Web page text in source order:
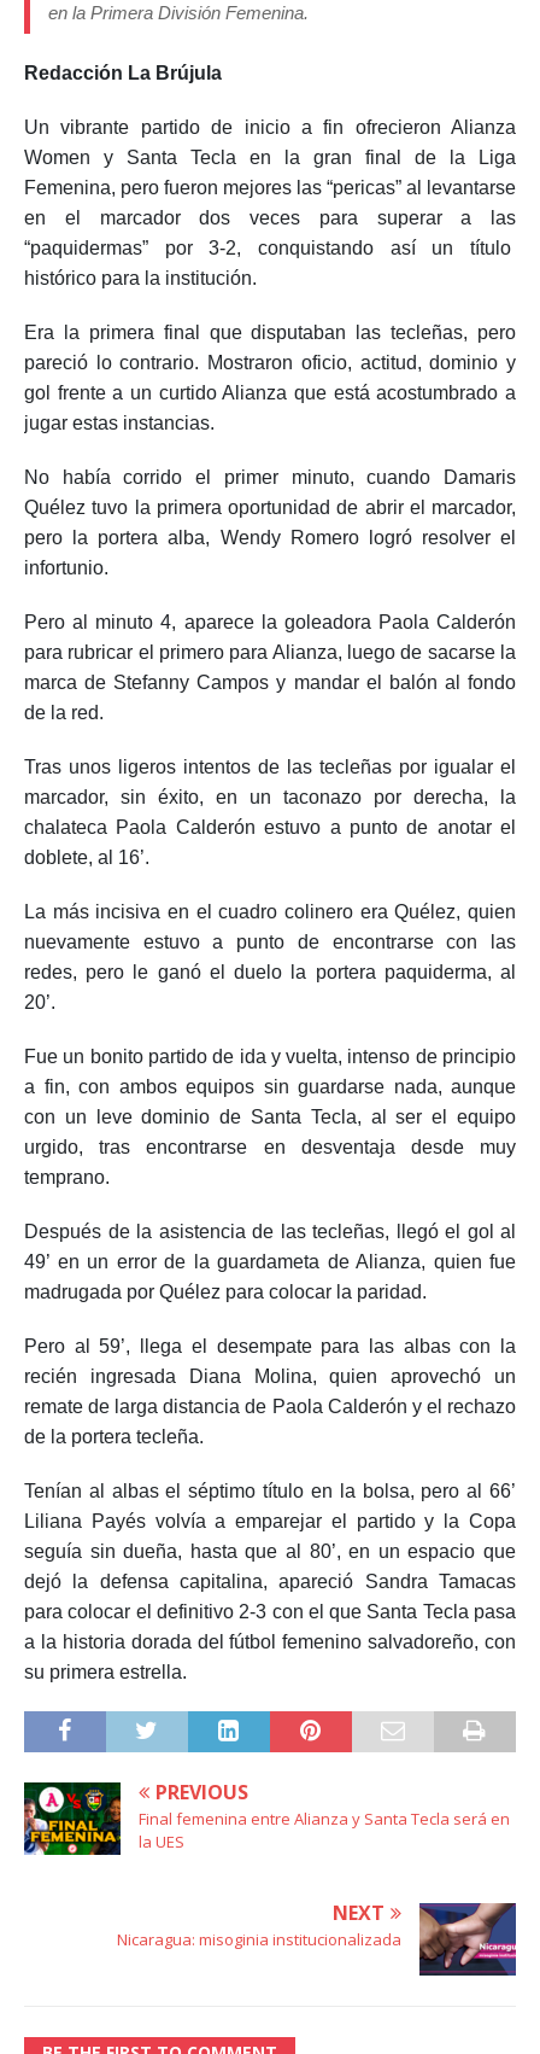
en la Primera División Femenina.
Redacción La Brújula
Un vibrante partido de inicio a fin ofrecieron Alianza
Women y Santa Tecla en la gran final de la Liga
Femenina, pero fueron mejores las “pericas” al levantarse
en el marcador dos veces para superar a las
“paquidermas” por 3-2, conquistando así un título
histórico para la institución.
Era la primera final que disputaban las tecleñas, pero
pareció lo contrario. Mostraron oficio, actitud, dominio y
gol frente a un curtido Alianza que está acostumbrado a
jugar estas instancias.
No había corrido el primer minuto, cuando Damaris
Quélez tuvo la primera oportunidad de abrir el marcador,
pero la portera alba, Wendy Romero logró resolver el
infortunio.
Pero al minuto 4, aparece la goleadora Paola Calderón
para rubricar el primero para Alianza, luego de sacarse la
marca de Stefanny Campos y mandar el balón al fondo
de la red.
Tras unos ligeros intentos de las tecleñas por igualar el
marcador, sin éxito, en un taconazo por derecha, la
chalateca Paola Calderón estuvo a punto de anotar el
doblete, al 16’.
La más incisiva en el cuadro colinero era Quélez, quien
nuevamente estuvo a punto de encontrarse con las
redes, pero le ganó el duelo la portera paquiderma, al
20’.
Fue un bonito partido de ida y vuelta, intenso de principio
a fin, con ambos equipos sin guardarse nada, aunque
con un leve dominio de Santa Tecla, al ser el equipo
urgido, tras encontrarse en desventaja desde muy
temprano.
Después de la asistencia de las tecleñas, llegó el gol al
49’ en un error de la guardameta de Alianza, quien fue
madrugada por Quélez para colocar la paridad.
Pero al 59’, llega el desempate para las albas con la
recién ingresada Diana Molina, quien aprovechó un
remate de larga distancia de Paola Calderón y el rechazo
de la portera tecleña.
Tenían al albas el séptimo título en la bolsa, pero al 66’
Liliana Payés volvía a emparejar el partido y la Copa
seguía sin dueña, hasta que al 80’, en un espacio que
dejó la defensa capitalina, apareció Sandra Tamacas
para colocar el definitivo 2-3 con el que Santa Tecla pasa
a la historia dorada del fútbol femenino salvadoreño, con
su primera estrella.
PREVIOUS
Final femenina entre Alianza y Santa Tecla será en
la UES
NEXT
Nicaragua: misoginia institucionalizada